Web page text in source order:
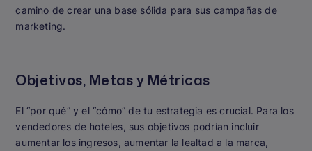
camino de crear una base sólida para sus campañas de
marketing.
Objetivos, Metas y Métricas
El “por qué” y el “cómo” de tu estrategia es crucial. Para los
vendedores de hoteles, sus objetivos podrían incluir
aumentar los ingresos, aumentar la lealtad a la marca,